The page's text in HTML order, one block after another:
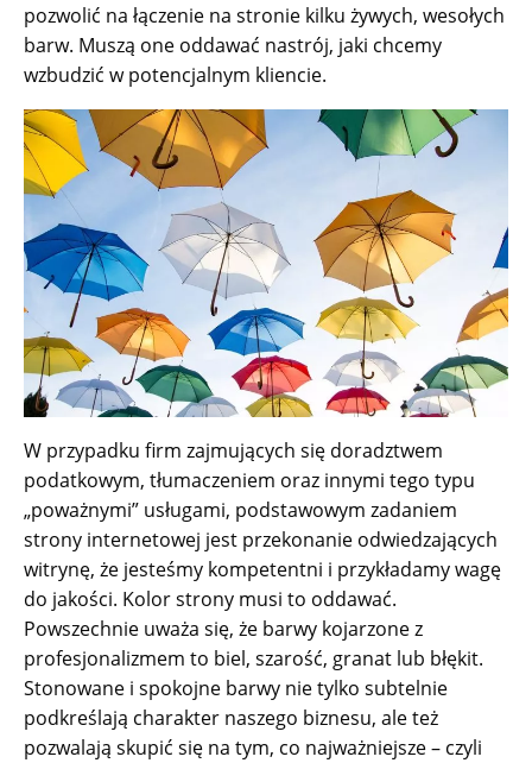
pozwolić na łączenie na stronie kilku żywych, wesołych
barw. Muszą one oddawać nastrój, jaki chcemy
wzbudzić w potencjalnym kliencie.
W przypadku firm zajmujących się doradztwem
podatkowym, tłumaczeniem oraz innymi tego typu
„poważnymi” usługami, podstawowym zadaniem
strony internetowej jest przekonanie odwiedzających
witrynę, że jesteśmy kompetentni i przykładamy wagę
do jakości. Kolor strony musi to oddawać.
Powszechnie uważa się, że barwy kojarzone z
profesjonalizmem to biel, szarość, granat lub błękit.
Stonowane i spokojne barwy nie tylko subtelnie
podkreślają charakter naszego biznesu, ale też
pozwalają skupić się na tym, co najważniejsze – czyli